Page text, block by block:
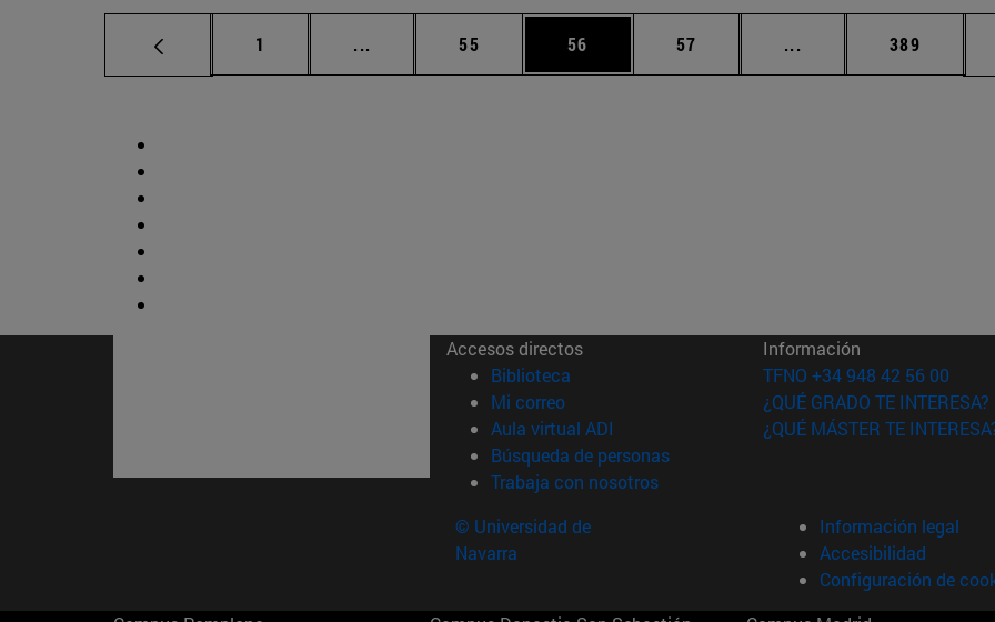
Página
1 ... Páginas intermedias Use TAB para desplazarse.
Página
55 Página
56 Página
57 ... Páginas intermedias
Página
389
Accesos directos
Biblioteca (abre en nueva ventana)
Mi correo(abre en nueva ventana)
Aula virtual ADI (abre en nueva ventana)
Búsqueda de personas(abre en nueva ventana)
Trabaja con nosotros(abre en nueva ventana)
Información
TFNO +34 948 42 56 00
¿QUÉ GRADO TE INTERESA?
¿QUÉ MÁSTER TE
© Universidad de
Navarra
Información legal
Accesibilidad
Configuración de